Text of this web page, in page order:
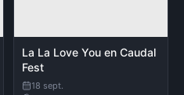
La La Love You en Caudal
Fest
18 sept.